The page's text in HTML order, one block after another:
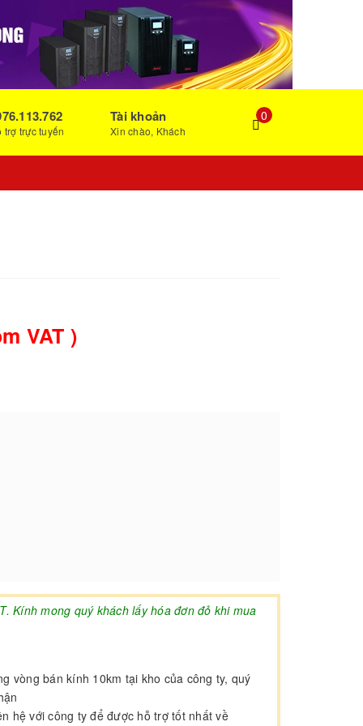
trợ trực tuyến
Tài khoản
Xin chào, Khách
0
VAT )
Kính mong quý khách lấy hóa đơn đỏ khi mua
vòng bán kính 10km tại kho của công ty, quý
hệ với công ty để được hỗ trợ tốt nhất về